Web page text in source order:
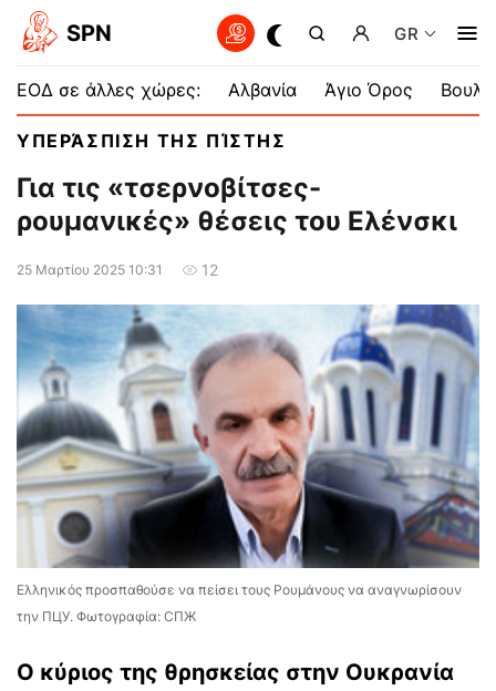
SPN GR
ΕΟΔ σε άλλες χώρες: Αλβανία Άγιο Όρος
ΥΠΕΡΆΣΠΙΣΗ ΤΗΣ ΠΊΣΤΗΣ
Για τις «τσερνοβίτσες-
ρουμανικές» θέσεις του Ελένσκι
25 Μαρτίου 2025 10:31 12
Ελληνικός προσπαθούσε να πείσει τους Ρουμάνους να αναγνωρίσουν
την ΠЦУ. Φωτογραφία: СПЖ
Ο κύριος της θρησκείας στην Ουκρανία